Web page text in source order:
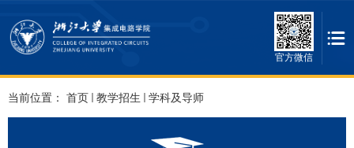
官方微信
当前位置： 首页 教学招生 学科及导师